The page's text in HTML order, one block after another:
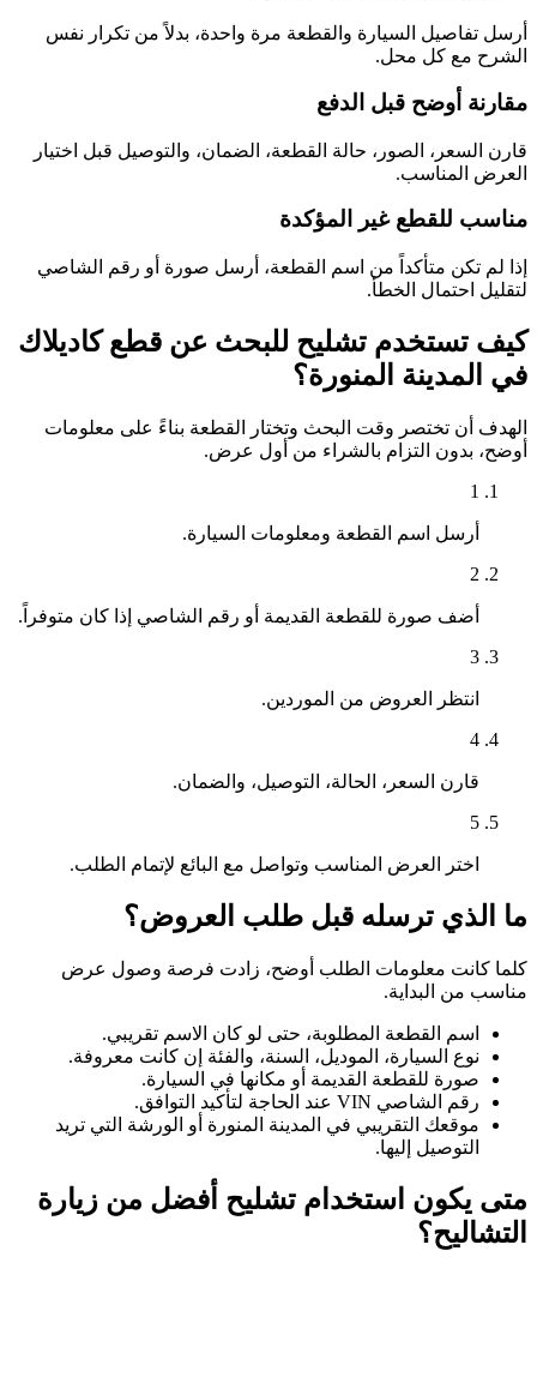
أرسل تفاصيل السيارة والقطعة مرة واحدة، بدلاً من تكرار نفس
الشرح مع كل محل.
مقارنة أوضح قبل الدفع
قارن السعر، الصور، حالة القطعة، الضمان، والتوصيل قبل اختيار
العرض المناسب.
مناسب للقطع غير المؤكدة
إذا لم تكن متأكداً من اسم القطعة، أرسل صورة أو رقم الشاصي
لتقليل احتمال الخطأ.
كيف تستخدم تشليح للبحث عن قطع كاديلاك
في المدينة المنورة؟
الهدف أن تختصر وقت البحث وتختار القطعة بناءً على معلومات
أوضح، بدون التزام بالشراء من أول عرض.
1
أرسل اسم القطعة ومعلومات السيارة.
2
أضف صورة للقطعة القديمة أو رقم الشاصي إذا كان متوفراً.
3
انتظر العروض من الموردين.
4
قارن السعر، الحالة، التوصيل، والضمان.
5
اختر العرض المناسب وتواصل مع البائع لإتمام الطلب.
ما الذي ترسله قبل طلب العروض؟
كلما كانت معلومات الطلب أوضح، زادت فرصة وصول عرض
مناسب من البداية.
اسم القطعة المطلوبة، حتى لو كان الاسم تقريبي.
نوع السيارة، الموديل، السنة، والفئة إن كانت معروفة.
صورة للقطعة القديمة أو مكانها في السيارة.
رقم الشاصي VIN عند الحاجة لتأكيد التوافق.
موقعك التقريبي في المدينة المنورة أو الورشة التي تريد
التوصيل إليها.
متى يكون استخدام تشليح أفضل من زيارة
التشاليح؟